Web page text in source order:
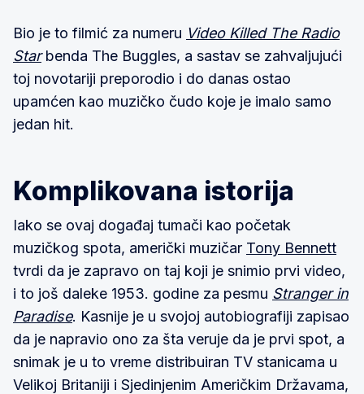
Bio je to filmić za numeru Video Killed The Radio
Starbenda The Buggles, a sastav se zahvaljujući
toj novotariji preporodio i do danas ostao
upamćen kao muzičko čudo koje je imalo samo
jedan hit.
Komplikovana istorija
Iako se ovaj događaj tumači kao početak
muzičkog spota, američki muzičar Tony Bennett
tvrdi da je zapravo on taj koji je snimio prvi video,
i to još daleke 1953. godine za pesmu Stranger in
Paradise. Kasnije je u svojoj autobiografiji zapisao
da je napravio ono za šta veruje da je prvi spot, a
snimak je u to vreme distribuiran TV stanicama u
Velikoj Britaniji i Sjedinjenim Američkim Državama,